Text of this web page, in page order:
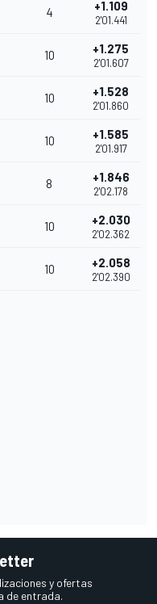
4 +1.109
2'01.441
10 +1.275
2'01.607
10 +1.528
2'01.860
10 +1.585
2'01.917
8 +1.846
2'02.178
10 +2.030
2'02.362
10 +2.058
2'02.390
y ofertas
de entrada.